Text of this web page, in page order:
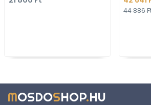
44 886
MOSDOSHOP.HU